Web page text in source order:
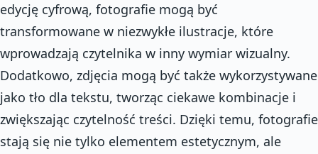
edycję cyfrową, fotografie mogą być
transformowane w niezwykłe ilustracje, które
wprowadzają czytelnika w inny wymiar wizualny.
Dodatkowo, zdjęcia mogą być także wykorzystywane
jako tło dla tekstu, tworząc ciekawe kombinacje i
zwiększając czytelność treści. Dzięki temu, fotografie
stają się nie tylko elementem estetycznym, ale